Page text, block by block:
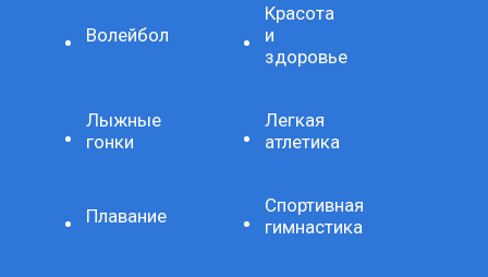
Волейбол
Красота
и
здоровье
Лыжные
гонки
Легкая
атлетика
Плавание
Спортивная
гимнастика